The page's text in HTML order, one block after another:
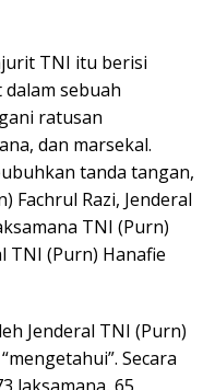
TNI itu berisi
sebuah
ratusan
dan marsekal.
tanda tangan,
Fachrul Razi, Jenderal
TNI (Purn)
TNI (Purn) Hanafie
Jenderal TNI (Purn)
Secara